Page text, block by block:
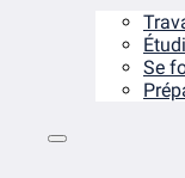
Se